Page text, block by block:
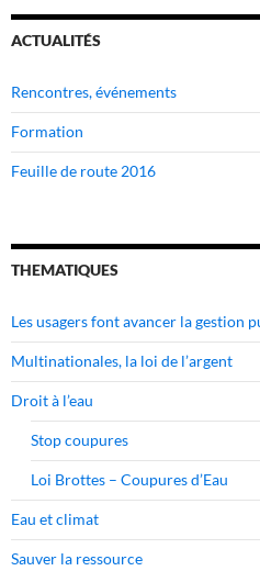
ACTUALITÉS
Rencontres, événements
Formation
Feuille de route 2016
THEMATIQUES
Les usagers font avancer la gestion
Multinationales, la loi de l’argent
Droit à l’eau
Stop coupures
Loi Brottes – Coupures d’Eau
Eau et climat
Sauver la ressource